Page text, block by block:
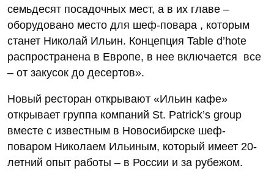
семьдесят посадочных мест, а в их главе –
оборудовано место для шеф-повара , которым
станет Николай Ильин. Концепция Table d’hote
распространена в Европе, в нее включается все
– от закусок до десертов».
Новый ресторан открывают «Ильин кафе»
открывает группа компаний St. Patrick’s group
вместе с известным в Новосибирске шеф-
поваром Николаем Ильиным, который имеет 20-
летний опыт работы – в России и за рубежом.